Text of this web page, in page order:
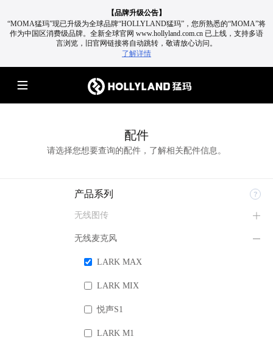
【品牌升级公告】
“MOMA猛玛”现已升级为全球品牌“HOLLYLAND猛玛”，您所熟悉的“MOMA”将
作为中国区消费级品牌。 全新全球官网 www.hollyland.com.cn 已上线，支持多语
言浏览，旧官网链接将自动跳转，敬请放心访问。
了解详情
配件
请选择您想要查询的配件，了解相关配件信息。
产品系列
无线图传
无线麦克风
LARK MAX
LARK MIX
悦声S1
LARK M1